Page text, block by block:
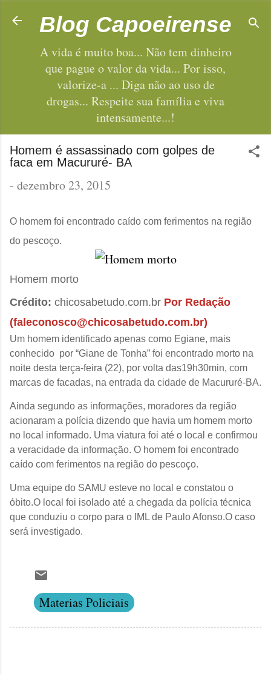
Pular para o conteúdo principal
Blog Capoeirense
A vida é muito boa... Não tem dinheiro
que pague o valor da vida... Por isso,
valorize-a ... Diga não ao uso de
drogas... Respeite sua família e viva
intensamente...!
Homem é assassinado com golpes de
faca em Macururé- BA
- dezembro 23, 2015
O homem foi encontrado caído com ferimentos na região
do pescoço.
Homem morto
Crédito: chicosabetudo.com.br Por Redação
(faleconosco@chicosabetudo.com.br)
Um homem identificado apenas como Egiane, mais
conhecido por “Giane de Tonha” foi encontrado morto na
noite desta terça-feira (22), por volta das19h30min, com
marcas de facadas, na entrada da cidade de Macururé-BA.
Ainda segundo as informações, moradores da região
acionaram a polícia dizendo que havia um homem morto
no local informado. Uma viatura foi até o local e confirmou
a veracidade da informação. O homem foi encontrado
caído com ferimentos na região do pescoço.
Uma equipe do SAMU esteve no local e constatou o
óbito.O local foi isolado até a chegada da polícia técnica
que conduziu o corpo para o IML de Paulo Afonso.O caso
será investigado.
Materias Policiais